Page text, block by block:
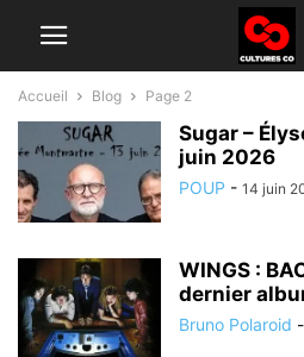
Accueil Blog Page 2
Sugar –
juin 2026
POUP - 14 juin
WINGS :
dernier
Bruno Polaroid -